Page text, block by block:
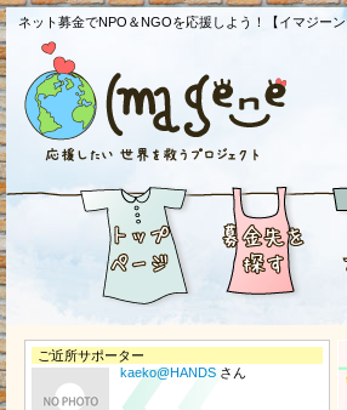
ネット募金でNPO＆NGOを応援しよう！【イマジ
ご近所サポーター
kaeko@HANDS さん